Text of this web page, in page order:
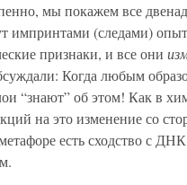
мы покажем все
импринтами (следами)
признаки, и все они
Когда любым
“знают” об этом! Как в
на это изменение со
есть сходство с